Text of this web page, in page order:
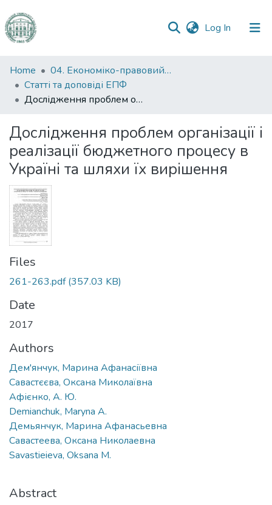
Log In (current)
Communities
&
Collections
Statistics
Home
04. Економіко-правовий факультет
Статті та доповіді ЕПФ
Дослідження проблем організації і реалізації бюджетного процесу в Україні та шляхи їх вирішення
Дослідження проблем організації і
реалізації бюджетного процесу в
Україні та шляхи їх вирішення
Files
261-263.pdf(357.03 KB)
Date
2017
Authors
Дем'янчук, Марина Афанасіївна
Савастєєва, Оксана Миколаївна
Афієнко, А. Ю.
Demianchuk, Maryna A.
Демьянчук, Марина Афанасьевна
Савастеева, Оксана Николаевна
Savastieieva, Oksana M.
Abstract